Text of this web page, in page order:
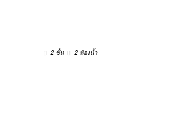
2 ชั้น 2 ห้องน้ำ